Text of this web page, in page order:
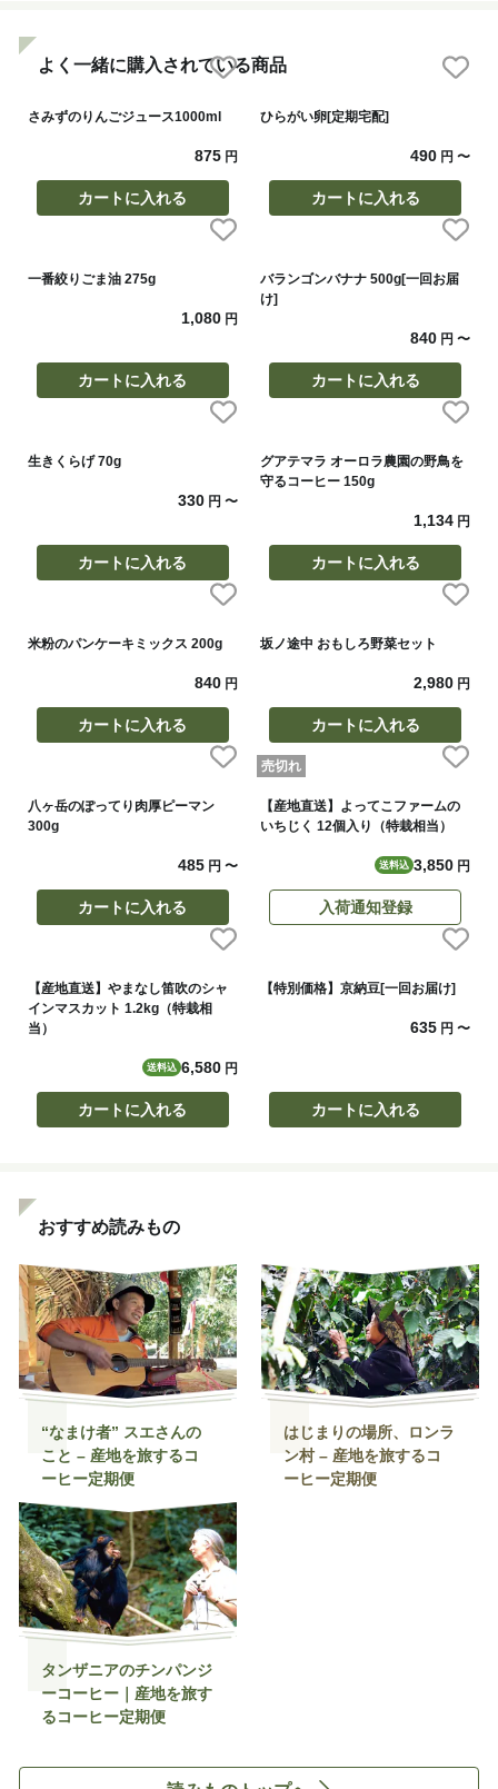
よく一緒に購入されている商品
さみずのりんごジュース1000ml
875円
カートに入れる
ひらがい卵[定期宅配]
490 円〜
カートに入れる
一番絞りごま油 275g
1,080円
カートに入れる
バランゴンバナナ 500g[一回お届
け]
840 円〜
カートに入れる
生きくらげ 70g
330円 〜
カートに入れる
グアテマラ オーロラ農園の野鳥を
守るコーヒー 150g
1,134 円
カートに入れる
米粉のパンケーキミックス 200g
840円
カートに入れる
坂ノ途中 おもしろ野菜セット
2,980 円
カートに入れる
八ヶ岳のぽってり肉厚ピーマン
300g
485円 〜
カートに入れる
売切れ
【産地直送】よってこファームの
いちじく 12個入り（特栽相当）
送料込 3,850 円
入荷通知登録
【産地直送】やまなし笛吹のシャ
インマスカット 1.2kg（特栽相
当）
送料込 6,580円
カートに入れる
【特別価格】京納豆[一回お届け]
635 円〜
カートに入れる
おすすめ読みもの
“なまけ者” スエさんの
こと – 産地を旅するコ
ーヒー定期便
はじまりの場所、ロンラ
ン村 – 産地を旅するコ
ーヒー定期便
タンザニアのチンパンジ
ーコーヒー｜産地を旅す
るコーヒー定期便